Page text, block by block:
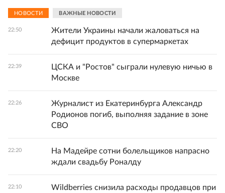
НОВОСТИ ВАЖНЫЕ НОВОСТИ
22:50
Жители Украины начали жаловаться на
дефицит продуктов в супермаркетах
22:39
ЦСКА и "Ростов" сыграли нулевую ничью в
Москве
22:26
Журналист из Екатеринбурга Александр
Родионов погиб, выполняя задание в зоне
СВО
22:20
На Мадейре сотни болельщиков напрасно
ждали свадьбу Роналду
22:10
Wildberries снизила расходы продавцов при